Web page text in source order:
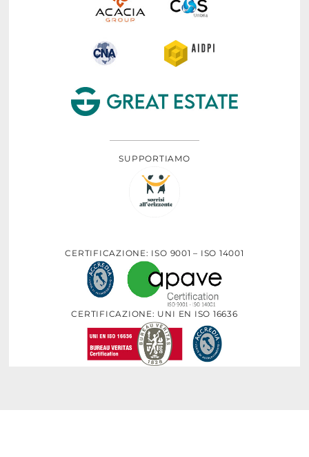
SUPPORTIAMO
CERTIFICAZIONE: ISO 9001 – ISO 14001
CERTIFICAZIONE: UNI EN ISO 16636